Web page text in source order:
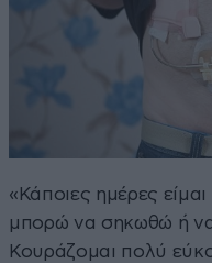
«Κάποιες ημέρες
μπορώ να σηκωθώ ή
Κουράζομαι πολύ